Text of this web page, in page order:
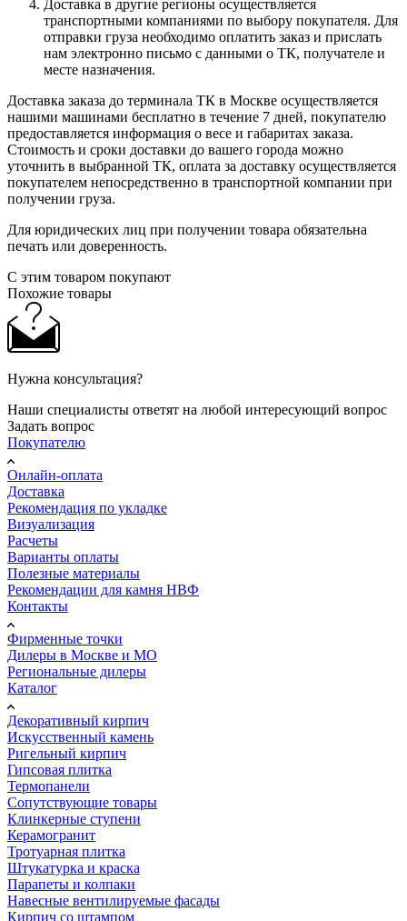
Доставка в другие регионы осуществляется
транспортными компаниями по выбору покупателя. Для
отправки груза необходимо оплатить заказ и прислать
нам электронно письмо с данными о ТК, получателе и
месте назначения.
Доставка заказа до терминала ТК в Москве осуществляется
нашими машинами бесплатно в течение 7 дней, покупателю
предоставляется информация о весе и габаритах заказа.
Стоимость и сроки доставки до вашего города можно
уточнить в выбранной ТК, оплата за доставку осуществляется
покупателем непосредственно в транспортной компании при
получении груза.
Для юридических лиц при получении товара обязательна
печать или доверенность.
С этим товаром покупают
Похожие товары
Нужна консультация?
Наши специалисты ответят на любой интересующий вопрос
Задать вопрос
Покупателю
Онлайн-оплата
Доставка
Рекомендация по укладке
Визуализация
Расчеты
Варианты оплаты
Полезные материалы
Рекомендации для камня НВФ
Контакты
Фирменные точки
Дилеры в Москве и МО
Региональные дилеры
Каталог
Декоративный кирпич
Искусственный камень
Ригельный кирпич
Гипсовая плитка
Термопанели
Сопутствующие товары
Клинкерные ступени
Керамогранит
Тротуарная плитка
Штукатурка и краска
Парапеты и колпаки
Навесные вентилируемые фасады
Кирпич со штампом